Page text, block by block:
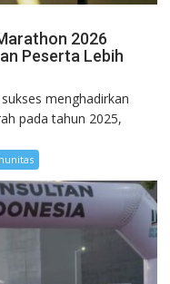
2026
Peserta Lebih
menghadirkan
pada tahun 2025,